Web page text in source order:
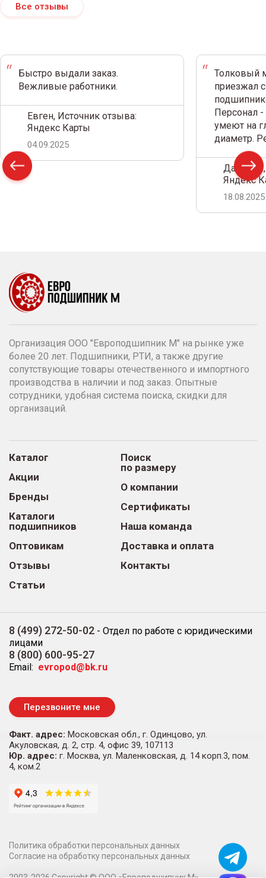
Все отзывы
Быстро выдали заказ.
Вежливые работники.
Евген, Источник отзыва:
Яндекс Карты
04.09.2025
Толковый
приезжал
Персонал
умеют на
диаметр.
Дамир
Яндекс
18.08.2025
Организация ООО "Европодшипник М" на рынке уже
более 20 лет. Подшипники, РТИ, а также другие
сопутствующие товары отечественного и импортного
производства в наличии и под заказ. Опытные
сотрудники, удобная система поиска, скидки для
организаций.
Каталог
Акции
Бренды
Каталоги
подшипников
Оптовикам
Отзывы
Статьи
Поиск
по размеру
О компании
Сертификаты
Наша команда
Доставка и оплата
Контакты
8 (499) 272-50-02 - Отдел по работе с юридическими
лицами
8 (800) 600-95-27
Email: evropod@bk.ru
Перезвоните мне
Факт. адрес: Московская обл., г. Одинцово, ул.
Акуловская, д. 2, стр. 4, офис 39, 107113
Юр. адрес: г. Москва, ул. Маленковская, д. 14 корп.3, пом.
4, ком.2
Политика обработки персональных данных
Согласие на обработку персональных данных